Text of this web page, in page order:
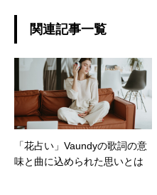
関連記事一覧
「花占い」Vaundyの歌詞の意
味と曲に込められた思いとは